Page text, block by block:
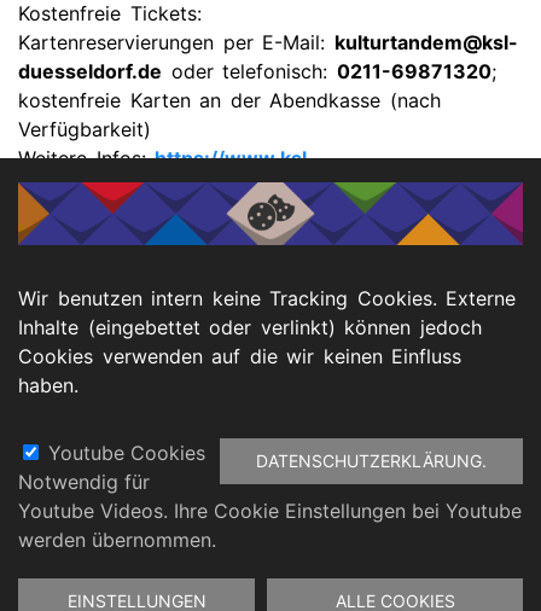
Kostenfreie Tickets:
Kartenreservierungen per E-Mail: kulturtandem@ksl-
duesseldorf.de oder telefonisch: 0211-69871320;
kostenfreie Karten an der Abendkasse (nach
Verfügbarkeit)
Weitere Infos:https://www.ksl-
duesseldorf.de/kulturtandem
📥 Downloads
PM KulturTandem Zollverein
Footer Barrierefreiheitserklärung
Wir benutzen intern keine Tracking Cookies. Externe
Inhalte (eingebettet oder verlinkt) können jedoch
Cookies verwenden auf die wir keinen Einfluss
haben.
DATENSCHUTZERKLÄRUNG.
Youtube Cookies
Notwendig für
Youtube Videos. Ihre Cookie Einstellungen bei Youtube
werden übernommen.
EINSTELLUNGEN ALLE COOKIES
Zustimmung